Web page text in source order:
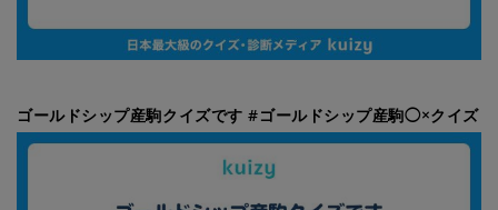
ゴールドシップ産駒クイズです #ゴールドシップ産駒◯×クイズ